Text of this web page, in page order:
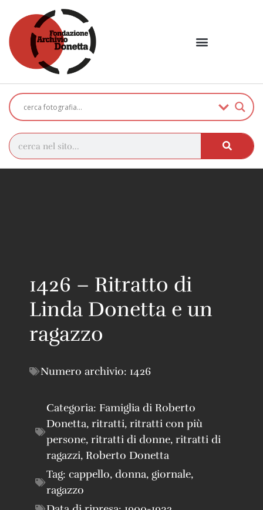
1426 – Ritratto di
Linda Donetta e un
ragazzo
Numero archivio: 1426
Categoria: Famiglia di Roberto
Donetta, ritratti, ritratti con più
persone, ritratti di donne, ritratti di
ragazzi, Roberto Donetta
Tag: cappello, donna, giornale,
ragazzo